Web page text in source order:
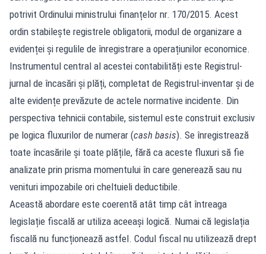
potrivit Ordinului ministrului finanțelor nr. 170/2015. Acest
ordin stabilește registrele obligatorii, modul de organizare a
evidenței și regulile de înregistrare a operațiunilor economice.
Instrumentul central al acestei contabilități este Registrul-
jurnal de încasări și plăți, completat de Registrul-inventar și de
alte evidențe prevăzute de actele normative incidente. Din
perspectiva tehnicii contabile, sistemul este construit exclusiv
pe logica fluxurilor de numerar (cash basis). Se înregistrează
toate încasările și toate plățile, fără ca aceste fluxuri să fie
analizate prin prisma momentului în care generează sau nu
venituri impozabile ori cheltuieli deductibile.
Această abordare este coerentă atât timp cât întreaga
legislație fiscală ar utiliza aceeași logică. Numai că legislația
fiscală nu funcționează astfel. Codul fiscal nu utilizează drept